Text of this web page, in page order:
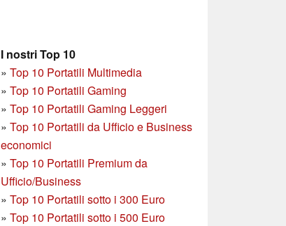
I nostri Top 10
» Top 10 Portatili Multimedia
» Top 10 Portatili Gaming
» Top 10 Portatili Gaming Leggeri
» Top 10 Portatili da Ufficio e Business
economici
» Top 10 Portatili Premium da
Ufficio/Business
» Top 10 Portatili sotto i 300 Euro
» Top 10 Portatili sotto i 500 Euro